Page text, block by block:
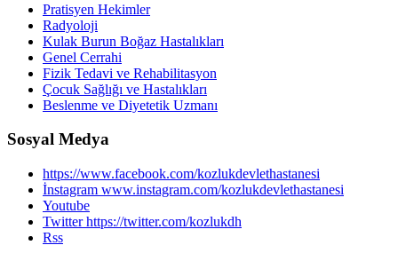
Pratisyen Hekimler
Radyoloji
Kulak Burun Boğaz Hastalıkları
Genel Cerrahi
Fizik Tedavi ve Rehabilitasyon
Çocuk Sağlığı ve Hastalıkları
Beslenme ve Diyetetik Uzmanı
Sosyal Medya
https://www.facebook.com/kozlukdevlethastanesi
İnstagram www.instagram.com/kozlukdevlethastanesi
Youtube
Twitter https://twitter.com/kozlukdh
Rss